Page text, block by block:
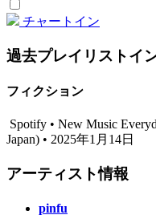
チャートイン
過去プレイリストイ
フィクション
Spotify • New Music
Japan) • 2025年1月14日
アーティスト情報
pinfu